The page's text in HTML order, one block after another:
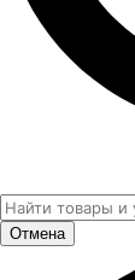
Отмена